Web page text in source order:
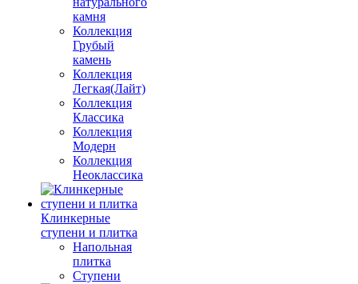
камня
Коллекция
Грубый
камень
Коллекция
Легкая(Лайт)
Коллекция
Классика
Коллекция
Модерн
Коллекция
Неоклассика
Клинкерные
ступени и плитка
Напольная
плитка
Ступени